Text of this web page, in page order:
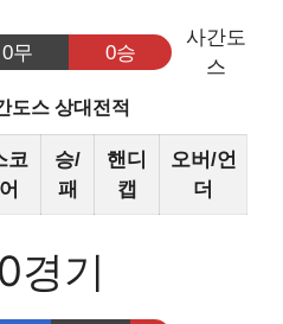
0무 0승
사간도
스
도스 상대전적
코
어
승/
패
핸디
캡
오버/언
더
경기